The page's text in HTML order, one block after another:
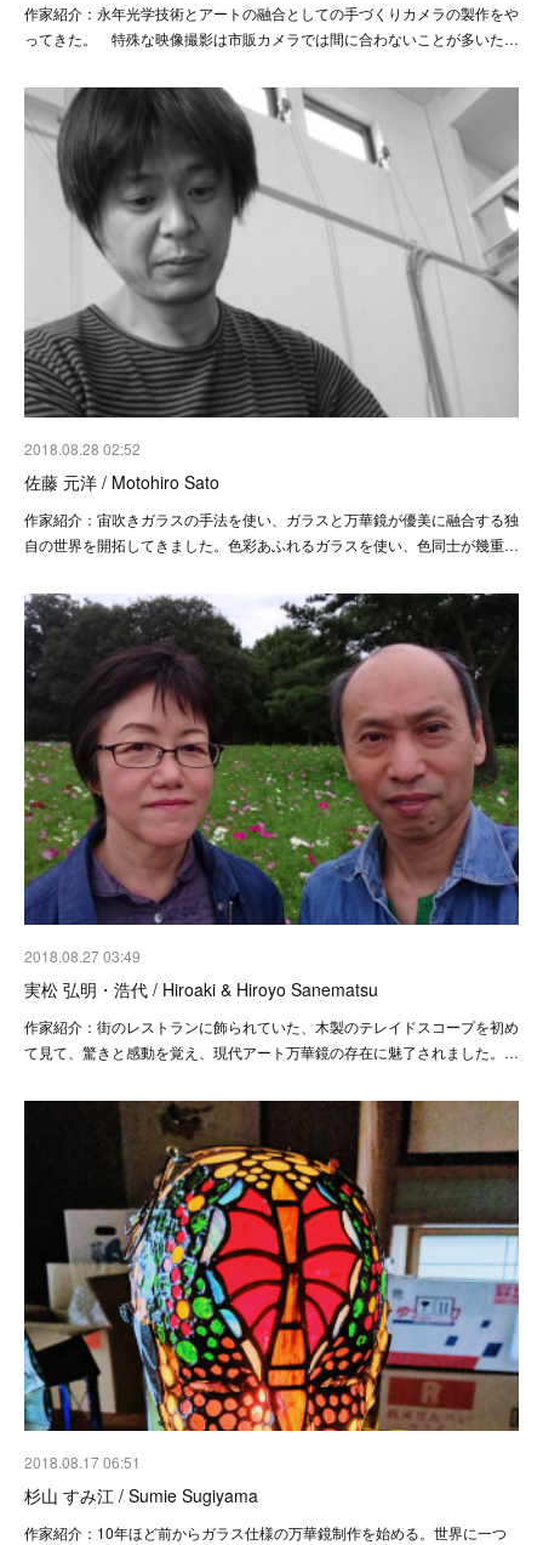
作家紹介：永年光学技術とアートの融合としての手づくりカメラの製作をや
ってきた。 特殊な映像撮影は市販カメラでは間に合わないことが多いた…
2018.08.28 02:52
佐藤 元洋 / Motohiro Sato
作家紹介：宙吹きガラスの手法を使い、ガラスと万華鏡が優美に融合する独
自の世界を開拓してきました。色彩あふれるガラスを使い、色同士が幾重…
2018.08.27 03:49
実松 弘明・浩代 / Hiroaki & Hiroyo Sanematsu
作家紹介：街のレストランに飾られていた、木製のテレイドスコープを初め
て見て、驚きと感動を覚え、現代アート万華鏡の存在に魅了されました。…
2018.08.17 06:51
杉山 すみ江 / Sumie Sugiyama
作家紹介：10年ほど前からガラス仕様の万華鏡制作を始める。世界に一つ